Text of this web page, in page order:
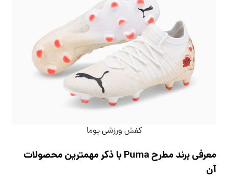
کفش ورزشی پوما
معرفی برند مطرح Puma با ذکر مهمترین محصولات
آن